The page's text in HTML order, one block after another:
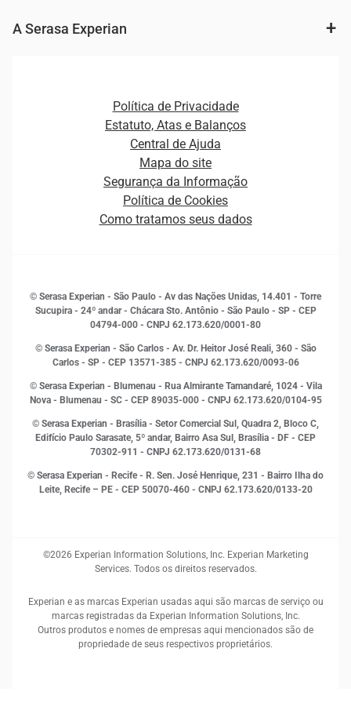
Cobrança e Recuperação de Dívidas
Plataformas e Motores de decisão
Fintechs
Ver todo o conteúdo
Curso Gratuito de Saúde Financeira
Empreendedorismo
Estudos e Pesquisas
Inovação e Tecnologia
Leis e impostos
Marketing
Open Finance
Proteção de Dados
Sustentabilidade Corporativa
A Serasa Experian
Distribuidores e representantes
Estrutura Organizacional
Sala de Imprensa
Política de Privacidade
Estatuto, Atas e Balanços
Central de Ajuda
Mapa do site
Segurança da Informação
Política de Cookies
Como tratamos seus dados
© Serasa Experian - São Paulo - Av das Nações Unidas, 14.401 - Torre
Sucupira - 24º andar - Chácara Sto. Antônio - São Paulo - SP - CEP
04794-000 - CNPJ 62.173.620/0001-80
© Serasa Experian - São Carlos - Av. Dr. Heitor José Reali, 360 - São
Carlos - SP - CEP 13571-385 - CNPJ 62.173.620/0093-06
© Serasa Experian - Blumenau - Rua Almirante Tamandaré, 1024 - Vila
Nova - Blumenau - SC - CEP 89035-000 - CNPJ 62.173.620/0104-95
© Serasa Experian - Brasília - Setor Comercial Sul, Quadra 2, Bloco C,
Edifício Paulo Sarasate, 5º andar, Bairro Asa Sul, Brasília - DF - CEP
70302-911 - CNPJ 62.173.620/0131-68
© Serasa Experian - Recife - R. Sen. José Henrique, 231 - Bairro Ilha do
Leite, Recife – PE - CEP 50070-460 - CNPJ 62.173.620/0133-20
©2026 Experian Information Solutions, Inc. Experian Marketing
Services. Todos os direitos reservados.
Experian e as marcas Experian usadas aqui são marcas de serviço ou
marcas registradas da Experian Information Solutions, Inc.
Outros produtos e nomes de empresas aqui mencionados são de
propriedade de seus respectivos proprietários.